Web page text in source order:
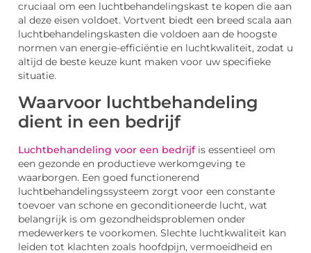
cruciaal om een luchtbehandelingskast te kopen die aan
al deze eisen voldoet. Vortvent biedt een breed scala aan
luchtbehandelingskasten die voldoen aan de hoogste
normen van energie-efficiëntie en luchtkwaliteit, zodat u
altijd de beste keuze kunt maken voor uw specifieke
situatie.
Waarvoor luchtbehandeling
dient in een bedrijf
Luchtbehandeling voor een bedrijfis essentieel om
een gezonde en productieve werkomgeving te
waarborgen. Een goed functionerend
luchtbehandelingssysteem zorgt voor een constante
toevoer van schone en geconditioneerde lucht, wat
belangrijk is om gezondheidsproblemen onder
medewerkers te voorkomen. Slechte luchtkwaliteit kan
leiden tot klachten zoals hoofdpijn, vermoeidheid en